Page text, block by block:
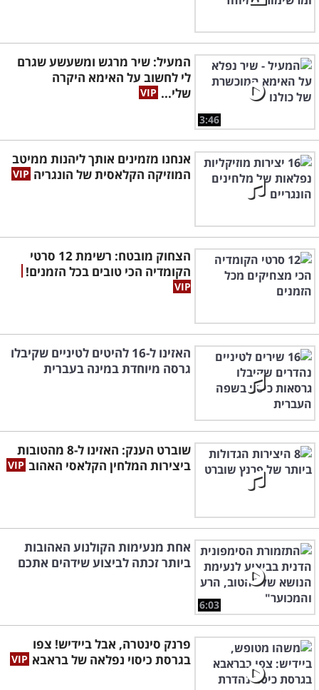
3:46
המעיל: שיר מרגש ומשעשע שגרם
לי לחשוב על האימא היקרה
שלי...
אנחנו מזמינים אותך ליהנות ממיטב
המוזיקה הקלאסית של הונגריה
הצחוק מובטח: רשימת 12 סרטי
הקומדיה הכי טובים בכל הזמנים!
האזינו ל-16 להיטים לטיניים שקיבלו
גרסה מיוחדת במינה בעברית
שוברט הענק: האזינו ל-8 מהטובות
ביצירות המלחין הקלאסי האהוב
6:03
אחת מנעימות הקולנוע האהובות
ביותר זכתה לביצוע שידהים אתכם
פרנק סינטרה, אבל ביידיש! צפו
בגרסת כיסוי נפלאה של בראבא